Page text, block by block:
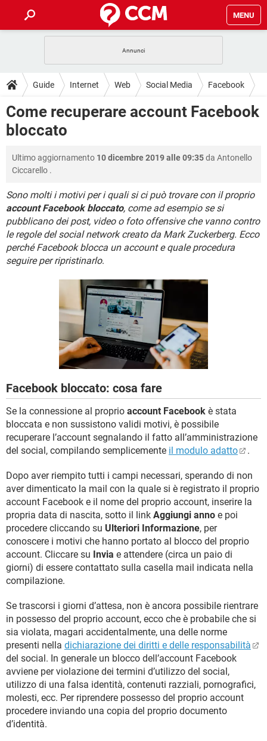
MENU
INTRATTENIMENTO ANDROID
iOS WINDOWS 10
INSTAGRAM
HARDWARE
GUIDE
COVID-19
INTRATTENIMENTO ANDROID
INSTAGRAM WHATSAPP
HARDWARE
DOWNLOAD
COVID-19
iOS
INSTAGRAM WHATSAPP
TIKTOK FACEBOOK
HARDWARE
FORUM
COVID-19 GAMING
iOS WINDOWS 10
INSTAGRAM WHATSAPP
TIKTOK FACEBOOK
HARDWARE
GLOSSARIO
COVID-19 GAMING
INTRATTENIMENTO ANDROID
iOS WINDOWS 10
INSTAGRAM WHATSAPP
Guide Internet Web Social Media Facebook
Come recuperare account Facebook
bloccato
Ultimo aggiornamento 10 dicembre 2019 alle 09:35da Antonello
Ciccarello .
Sono molti i motivi per i quali si ci può trovare con il proprio
account Facebook bloccato, come ad esempio se si
pubblicano dei post, video o foto offensive che vanno contro
le regole del social network creato da Mark Zuckerberg. Ecco
perché Facebook blocca un account e quale procedura
seguire per ripristinarlo.
Facebook bloccato: cosa fare
Se la connessione al proprio account Facebook è stata
bloccata e non sussistono validi motivi, è possibile
recuperare l’account segnalando il fatto all’amministrazione
del social, compilando semplicemente il modulo adatto .
Dopo aver riempito tutti i campi necessari, sperando di non
aver dimenticato la mail con la quale si è registrato il proprio
account Facebook e il nome del proprio account, inserire la
propria data di nascita, sotto il link Aggiungi anno e poi
procedere cliccando su Ulteriori Informazione, per
conoscere i motivi che hanno portato al blocco del proprio
account. Cliccare su Invia e attendere (circa un paio di
giorni) di essere contattato sulla casella mail indicata nella
compilazione.
Se trascorsi i giorni d’attesa, non è ancora possibile rientrare
in possesso del proprio account, ecco che è probabile che si
sia violata, magari accidentalmente, una delle norme
presenti nella dichiarazione dei diritti e delle responsabilità
del social. In generale un blocco dell’account Facebook
avviene per violazione dei termini d’utilizzo del social,
utilizzo di una falsa identità, contenuti razziali, pornografici,
molesti, ecc. Per riprendere possesso del proprio account
procedere inviando una copia del proprio documento
d’identità.